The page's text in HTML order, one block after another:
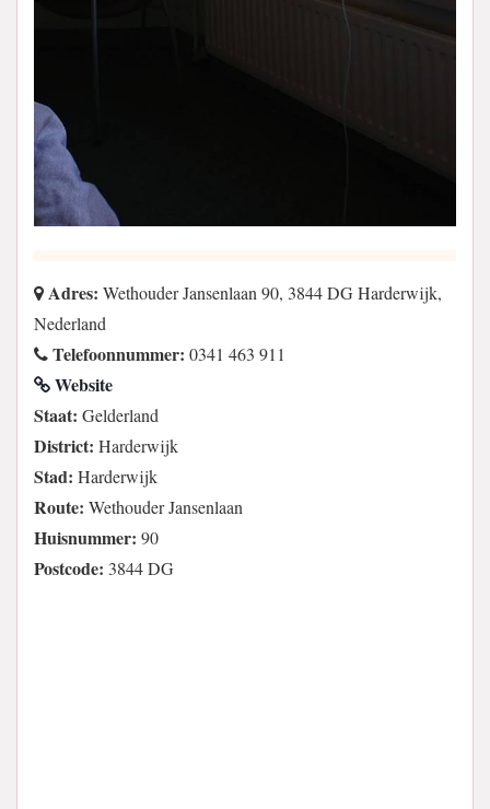
Adres: Wethouder Jansenlaan 90, 3844 DG Harderwijk,
Nederland
Telefoonnummer: 0341 463 911
Website
Staat: Gelderland
District: Harderwijk
Stad: Harderwijk
Route: Wethouder Jansenlaan
Huisnummer: 90
Postcode: 3844 DG